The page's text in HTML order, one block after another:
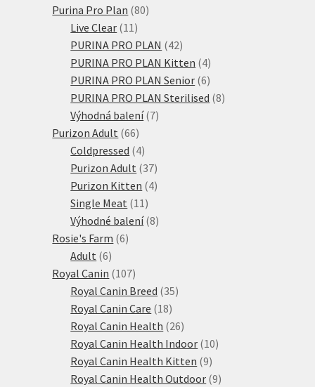
Purina Pro Plan 8080
Live Clear 11 11
produktů
PURINA PRO PLAN 4242
produktů
PURINA PRO PLAN Kitten 44
produkty
PURINA PRO PLAN Senior 66
produktů
PURINA PRO PLAN Sterilised 88
Výhodná balení 77
Purizon Adult 6666
produktů
Coldpressed 44
produkty
Purizon Adult 3737
produktů
Purizon Kitten 44
Single Meat 11 11
produktů
Výhodné balení 88
Rosie's Farm 66
Adult 66
produktů
Royal Canin 107107
produktů
Royal Canin Breed 3535
Royal Canin Care 1818
produktů
Royal Canin Health 2626
produktů
Royal Canin Health Indoor 1010
Royal Canin Health Kitten 99
produktů
Royal Canin Health Outdoor 99